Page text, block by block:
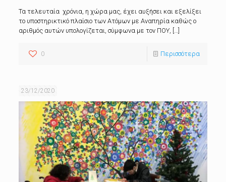
Τα τελευταία χρόνια, η χώρα μας, έχει αυξήσει και εξελίξει
το υποστηρικτικό πλαίσιο των Ατόμων με Αναπηρία καθώς ο
αριθμός αυτών υπολογίζεται, σύμφωνα με τον ΠΟΥ, […]
0 Περισσότερα
23/12/2020